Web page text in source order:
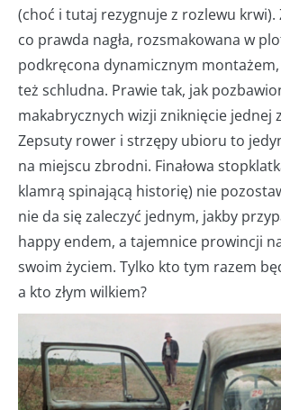
(choć i tutaj rezygnuje z rozlewu krwi).
co prawda nagła, rozsmakowana w
podkręcona dynamicznym
też schludna. Prawie tak, jak
makabrycznych wizji zniknięcie jednej
Zepsuty rower i strzępy ubioru to
na miejscu zbrodni. Finałowa
klamrą spinającą historię) nie
nie da się zaleczyć jednym, jakby
happy endem, a tajemnice prowincji
swoim życiem. Tylko kto tym razem
a kto złym wilkiem?